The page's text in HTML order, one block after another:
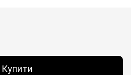
Купити